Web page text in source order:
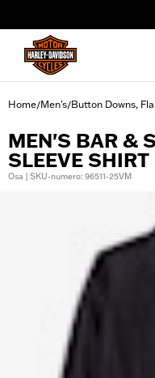
Home/Men's/Button Downs,
MEN'S BAR &
SLEEVE SHIRT
Osa | SKU-numero: 96511-25VM